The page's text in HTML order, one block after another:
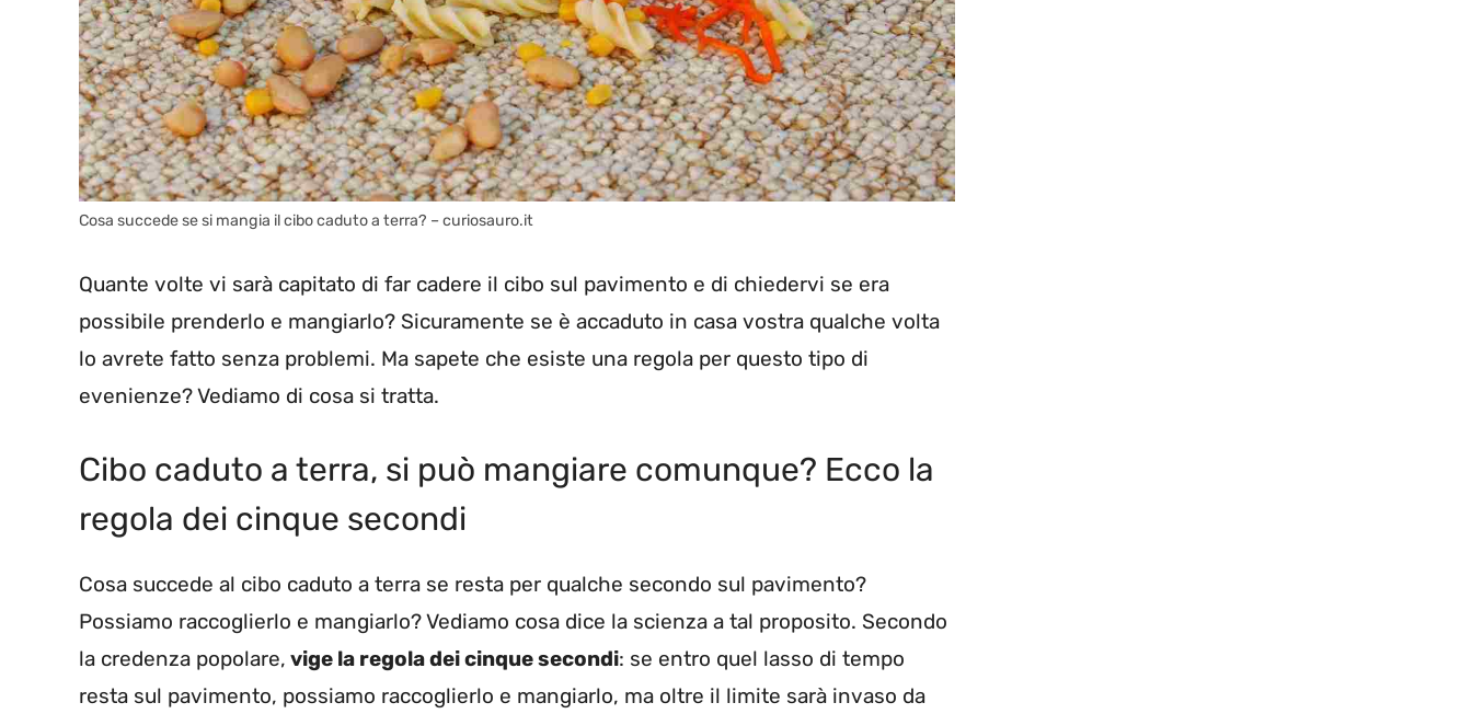
Cosa succede se si mangia il cibo caduto a terra? – curiosauro.it
Quante volte vi sarà capitato di far cadere il cibo sul pavimento e di chiedervi se era
possibile prenderlo e mangiarlo? Sicuramente se è accaduto in casa vostra qualche volta
lo avrete fatto senza problemi. Ma sapete che esiste una regola per questo tipo di
evenienze? Vediamo di cosa si tratta.
Cibo caduto a terra, si può mangiare comunque? Ecco la
regola dei cinque secondi
Cosa succede al cibo caduto a terra se resta per qualche secondo sul pavimento?
Possiamo raccoglierlo e mangiarlo? Vediamo cosa dice la scienza a tal proposito. Secondo
la credenza popolare, vige la regola dei cinque secondi: se entro quel lasso di tempo
resta sul pavimento, possiamo raccoglierlo e mangiarlo, ma oltre il limite sarà invaso da